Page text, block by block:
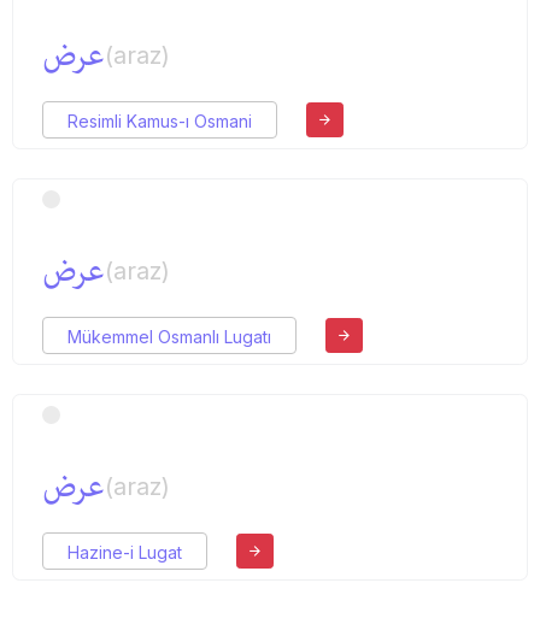
عرض(araz)
Resimli Kamus-ı Osmani
عرض(araz)
Mükemmel Osmanlı Lugatı
عرض(araz)
Hazine-i Lugat